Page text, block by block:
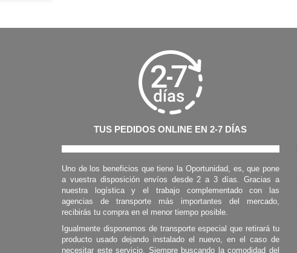
TUS PEDIDOS ONLINE EN 2-7 DÍAS
Uno de los beneficios que tiene la Oportunidad, es, que pone
a vuestra disposición envíos desde 2 a 3 días. Gracias a
nuestra logística y el trabajo complementado con las
agencias de transporte más importantes del mercado,
recibirás tu compra en el menor tiempo posible.
Igualmente disponemos de transporte especial que retirará tu
producto usado dejando instalado el nuevo, en el caso de
necesitar este servicio. Siempre buscando la comodidad del